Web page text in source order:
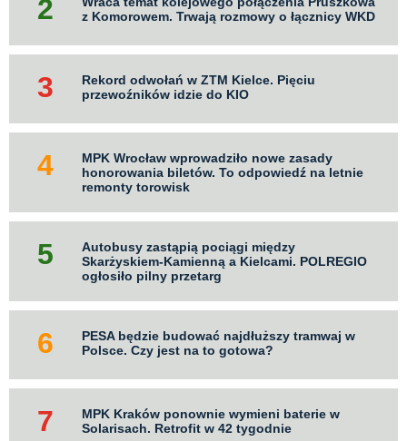
z Komorowem. Trwają rozmowy o łącznicy WKD
Rekord odwołań w ZTM Kielce. Pięciu
przewoźników idzie do KIO
MPK Wrocław wprowadziło nowe zasady
honorowania biletów. To odpowiedź na letnie
remonty torowisk
Autobusy zastąpią pociągi między
Skarżyskiem-Kamienną a Kielcami. POLREGIO
ogłosiło pilny przetarg
PESA będzie budować najdłuższy tramwaj w
Polsce. Czy jest na to gotowa?
MPK Kraków ponownie wymieni baterie w
Solarisach. Retrofit w 42 tygodnie